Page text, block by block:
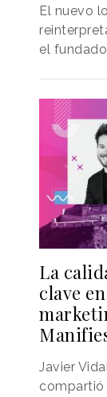
El nuevo
el
La
clave
Javier